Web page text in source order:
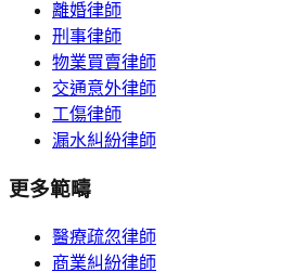
離婚律師
刑事律師
物業買賣律師
交通意外律師
工傷律師
漏水糾紛律師
更多範疇
醫療疏忽律師
商業糾紛律師